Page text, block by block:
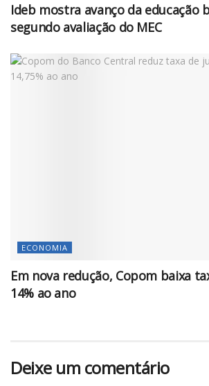
Ideb mostra avanço da educação
segundo avaliação do MEC
ECONOMIA
Em nova redução, Copom baixa
14% ao ano
Deixe um comentário